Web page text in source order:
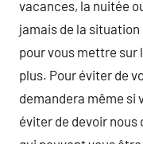
vacances, la nuitée
jamais de la
pour vous mettre sur
plus. Pour éviter de
demandera même si
éviter de devoir nous